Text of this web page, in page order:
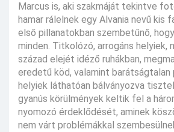
Marcus is, aki szakmáját tekintve
hamar rálelnek egy Alvania nevű kis
első pillanatokban szembetűnő,
minden. Titkolózó, arrogáns helyiek,
század elejét idéző ruhákban,
eredetű köd, valamint barátságtalan
helyiek láthatóan bálványozva
gyanús körülmények keltik fel a
nyomozó érdeklődését, aminek
nem várt problémákkal